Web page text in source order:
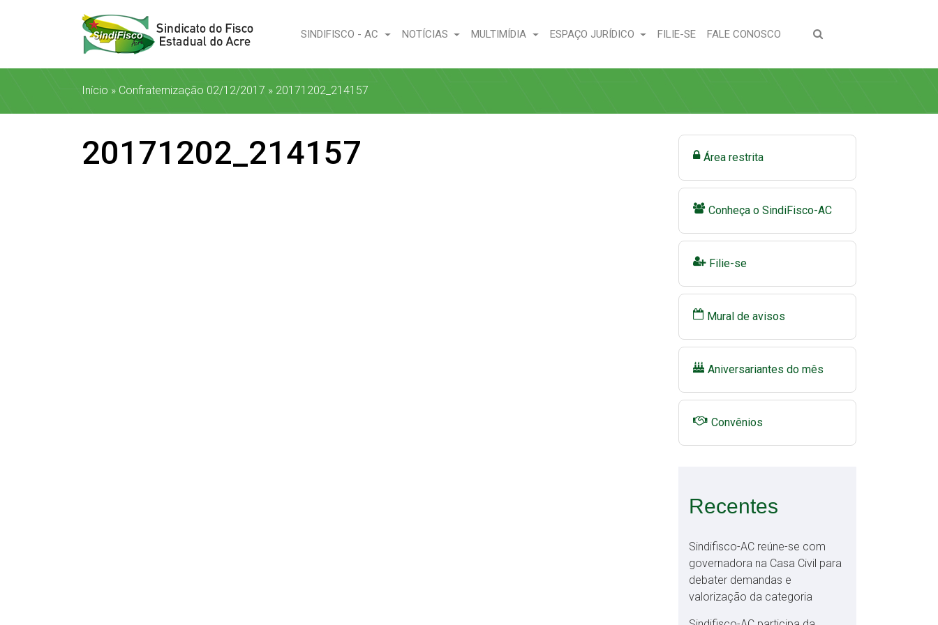
SINDIFISCO - AC NOTÍCIAS MULTIMÍDIA ESPAÇO JURÍDICO FILIE-SE(CURRENT)
FALE CONOSCO (CURRENT)
Início » Confraternização 02/12/2017 » 20171202_214157
20171202_214157 Área restrita
Conheça o SindiFisco-AC
Filie-se
Mural de avisos
Aniversariantes do mês
Convênios
Recentes
Sindifisco-AC reúne-se com
governadora na Casa Civil para
debater demandas e
valorização da categoria